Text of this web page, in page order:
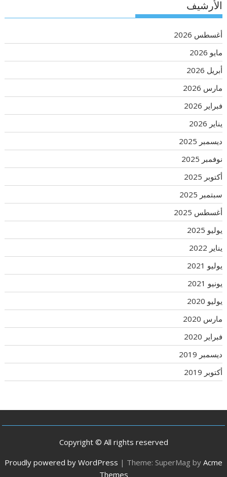
الأرشيف
أغسطس 2026
مايو 2026
أبريل 2026
مارس 2026
فبراير 2026
يناير 2026
ديسمبر 2025
نوفمبر 2025
أكتوبر 2025
سبتمبر 2025
أغسطس 2025
يوليو 2025
يناير 2022
يوليو 2021
يونيو 2021
يوليو 2020
مارس 2020
فبراير 2020
ديسمبر 2019
أكتوبر 2019
Copyright © All rights reserved
Proudly powered by WordPress | Theme: SuperMag by Acme
Themes